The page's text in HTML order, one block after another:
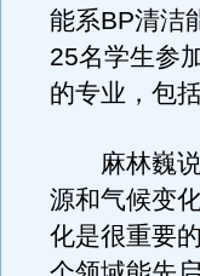
能系BP清洁
25名学生参
的专业，包
麻林巍说
源和气候变
化是很重要